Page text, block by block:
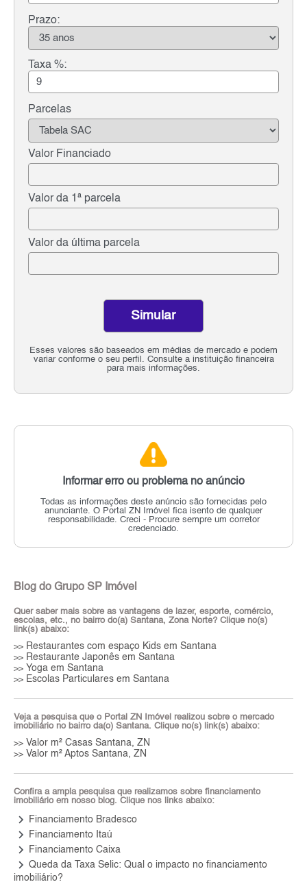
Prazo:
Taxa %:
Parcelas
Valor Financiado
Valor da 1ª parcela
Valor da última parcela
Esses valores são baseados em médias de mercado e podem
variar conforme o seu perfil. Consulte a instituição financeira
para mais informações.
Simular
Informar erro ou problema no anúncio
Todas as informações deste anúncio são fornecidas pelo
anunciante. O Portal ZN Imóvel fica isento de qualquer
responsabilidade. Creci - Procure sempre um corretor
credenciado.
Blog do Grupo SP Imóvel
Quer saber mais sobre as vantagens de lazer, esporte, comércio,
escolas, etc., no bairro do(a) Santana, Zona Norte? Clique no(s)
link(s) abaixo:
>> Restaurantes com espaço Kids em Santana
>> Restaurante Japonês em Santana
>> Yoga em Santana
>> Escolas Particulares em Santana
Veja a pesquisa que o Portal ZN Imóvel realizou sobre o mercado
imobiliário no bairro da(o) Santana. Clique no(s) link(s) abaixo:
>> Valor m² Casas Santana, ZN
>> Valor m² Aptos Santana, ZN
Confira a ampla pesquisa que realizamos sobre financiamento
imobiliário em nosso blog. Clique nos links abaixo:
keyboard_arrow_right Financiamento Bradesco
keyboard_arrow_right Financiamento Itaú
keyboard_arrow_right Financiamento Caixa
keyboard_arrow_right Queda da Taxa Selic: Qual o impacto no financiamento
imobiliário?